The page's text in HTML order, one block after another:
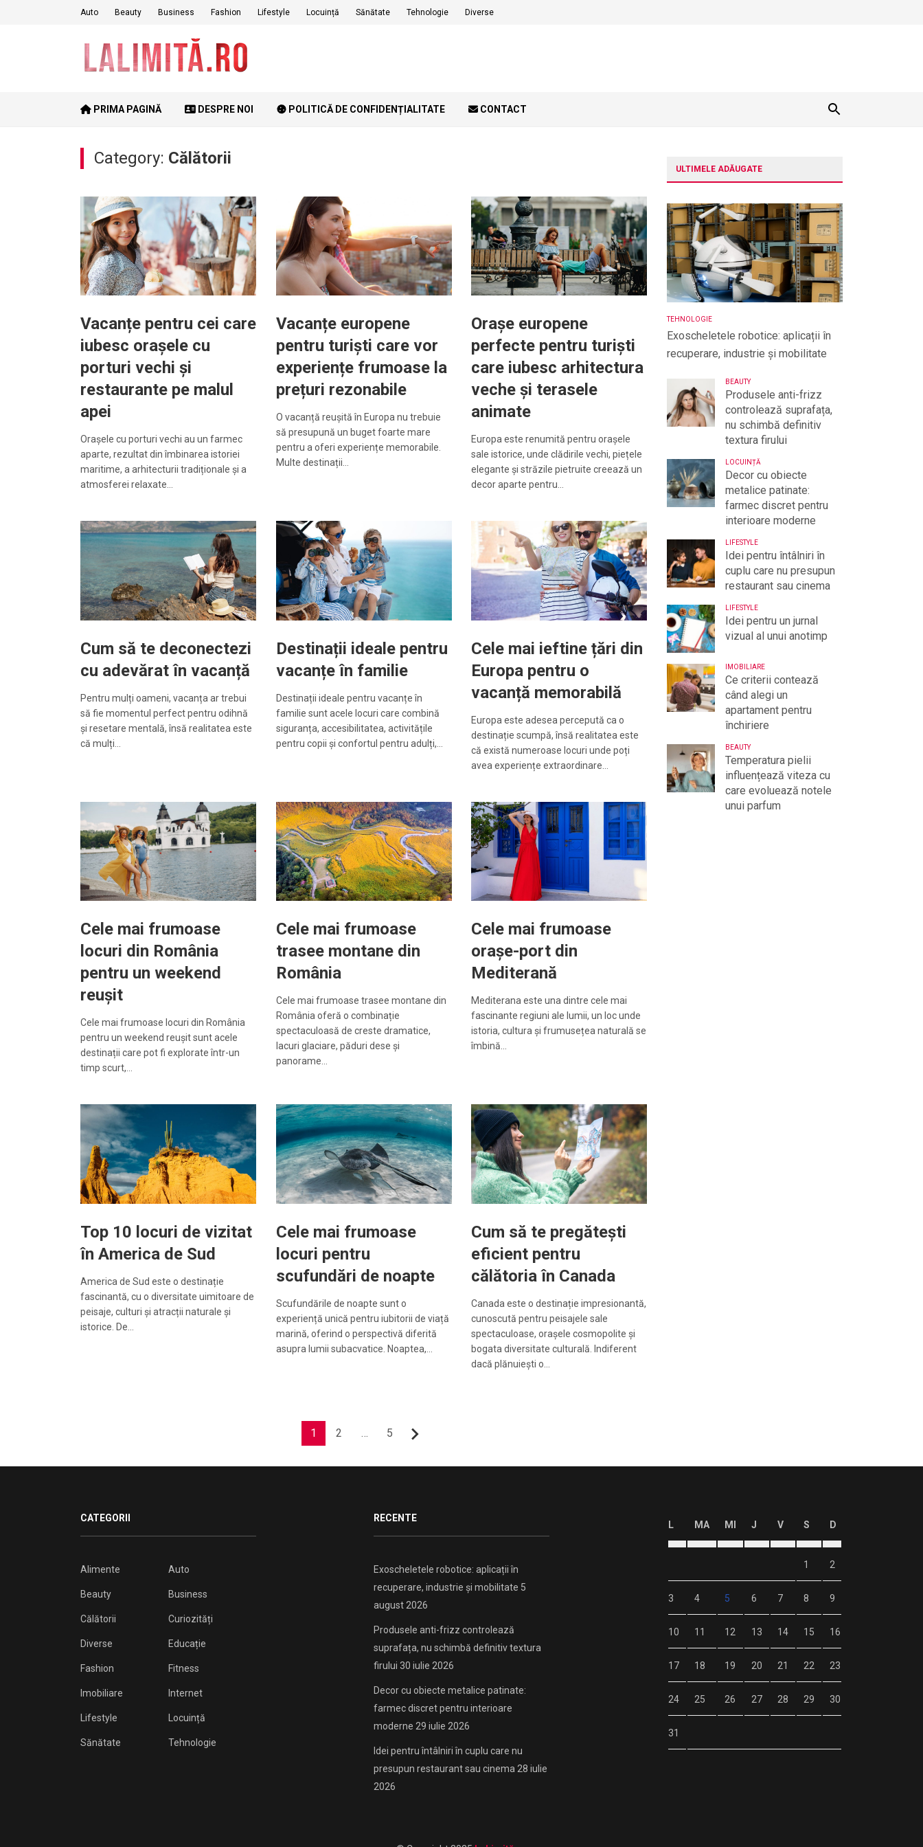
Auto Beauty Business Fashion Lifestyle Locuință Sănătate Tehnologie Diverse
PRIMA PAGINĂ DESPRE NOI POLITICĂ DE CONFIDENȚIALITATE CONTACT
Category: Călătorii
Vacanțe pentru cei care
iubesc orașele cu
porturi vechi și
restaurante pe malul
apei
Orașele cu porturi vechi au un farmec
aparte, rezultat din îmbinarea istoriei
maritime, a arhitecturii tradiționale și a
atmosferei relaxate…
Vacanțe europene
pentru turiști care vor
experiențe frumoase la
prețuri rezonabile
O vacanță reușită în Europa nu trebuie
să presupună un buget foarte mare
pentru a oferi experiențe memorabile.
Multe destinații…
Orașe europene
perfecte pentru turiști
care iubesc arhitectura
veche și terasele
animate
Europa este renumită pentru orașele
sale istorice, unde clădirile vechi, piețele
elegante și străzile pietruite creează un
decor aparte pentru…
Cum să te deconectezi
cu adevărat în vacanță
Pentru mulți oameni, vacanța ar trebui
să fie momentul perfect pentru odihnă
și resetare mentală, însă realitatea este
că mulți…
Destinații ideale pentru
vacanțe în familie
Destinații ideale pentru vacanțe în
familie sunt acele locuri care combină
siguranța, accesibilitatea, activitățile
pentru copii și confortul pentru adulți,…
Cele mai ieftine țări din
Europa pentru o
vacanță memorabilă
Europa este adesea percepută ca o
destinație scumpă, însă realitatea este
că există numeroase locuri unde poți
avea experiențe extraordinare…
Cele mai frumoase
locuri din România
pentru un weekend
reușit
Cele mai frumoase locuri din România
pentru un weekend reușit sunt acele
destinații care pot fi explorate într-un
timp scurt,…
Cele mai frumoase
trasee montane din
România
Cele mai frumoase trasee montane din
România oferă o combinație
spectaculoasă de creste dramatice,
lacuri glaciare, păduri dese și
panorame…
Cele mai frumoase
orașe-port din
Mediterană
Mediterana este una dintre cele mai
fascinante regiuni ale lumii, un loc unde
istoria, cultura și frumusețea naturală se
îmbină…
Top 10 locuri de vizitat
în America de Sud
America de Sud este o destinație
fascinantă, cu o diversitate uimitoare de
peisaje, culturi și atracții naturale și
istorice. De…
Cele mai frumoase
locuri pentru
scufundări de noapte
Scufundările de noapte sunt o
experiență unică pentru iubitorii de viață
marină, oferind o perspectivă diferită
asupra lumii subacvatice. Noaptea,…
Cum să te pregătești
eficient pentru
călătoria în Canada
Canada este o destinație impresionantă,
cunoscută pentru peisajele sale
spectaculoase, orașele cosmopolite și
bogata diversitate culturală. Indiferent
dacă plănuiești o…
1 2 … 5
ULTIMELE ADĂUGATE
TEHNOLOGIE
Exoscheletele robotice: aplicații în
recuperare, industrie și mobilitate
BEAUTY
Produsele anti-frizz
controlează suprafața,
nu schimbă definitiv
textura firului
LOCUINȚĂ
Decor cu obiecte
metalice patinate:
farmec discret pentru
interioare moderne
LIFESTYLE
Idei pentru întâlniri în
cuplu care nu presupun
restaurant sau cinema
LIFESTYLE
Idei pentru un jurnal
vizual al unui anotimp
IMOBILIARE
Ce criterii contează
când alegi un
apartament pentru
închiriere
BEAUTY
Temperatura pielii
influențează viteza cu
care evoluează notele
unui parfum
CATEGORII
Alimente Auto
Beauty Business
Călătorii Curiozități
Diverse Educație
Fashion Fitness
Imobiliare Internet
Lifestyle Locuință
Sănătate Tehnologie
RECENTE
Exoscheletele robotice: aplicații în
recuperare, industrie și mobilitate 5
august 2026
Produsele anti-frizz controlează
suprafața, nu schimbă definitiv textura
firului 30 iulie 2026
Decor cu obiecte metalice patinate:
farmec discret pentru interioare
moderne 29 iulie 2026
Idei pentru întâlniri în cuplu care nu
presupun restaurant sau cinema 28 iulie
2026
L MA MI J V S D
1 2
3 4 5 6 7 8 9
10 11 12 13 14 15 16
17 18 19 20 21 22 23
24 25 26 27 28 29 30
31